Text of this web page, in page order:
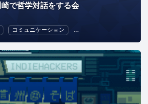
で哲学対話をする会
コミュニケーション ワークライフバランス